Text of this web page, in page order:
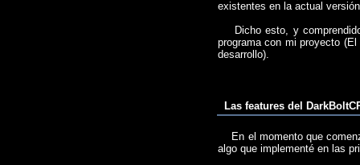
existentes en la actual
Dicho esto, y
programa con mi proyecto
desarrollo).
Las features del
En el momento que
algo que implementé en las